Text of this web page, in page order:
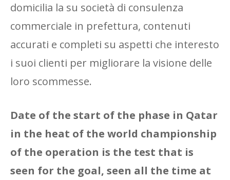
domicilia la su società di consulenza
commerciale in prefettura, contenuti
accurati e completi su aspetti che interesto
i suoi clienti per migliorare la visione delle
loro scommesse.
Date of the start of the phase in Qatar
in the heat of the world championship
of the operation is the test that is
seen for the goal, seen all the time at